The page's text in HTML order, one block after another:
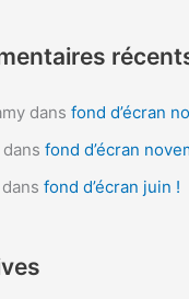
dans fond d’écran
dans fond d’écran
dans fond d’écran juin !